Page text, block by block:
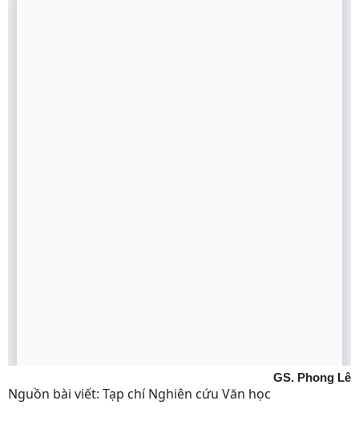
GS. Phong Lê
Nguồn bài viết: Tạp chí Nghiên cứu Văn học